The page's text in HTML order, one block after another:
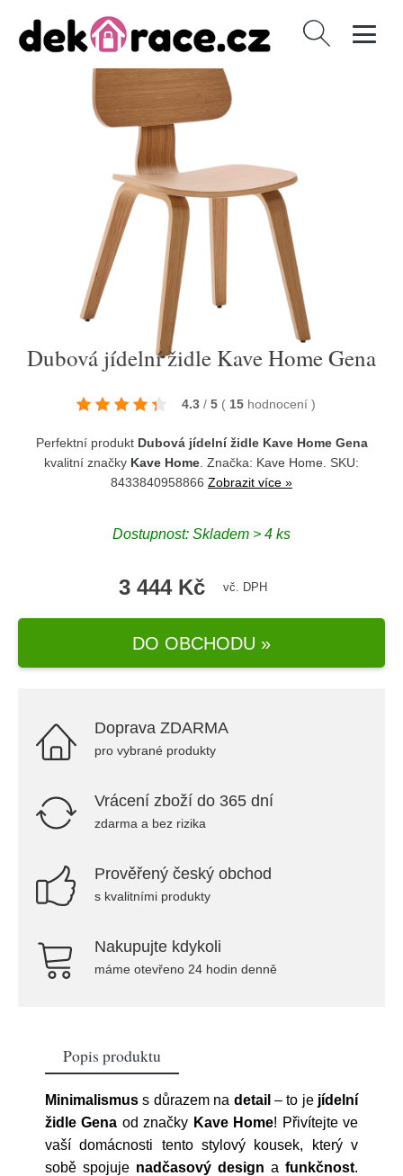
Vyhledávání
Dubová jídelní židle Kave Home Gena
4.3 / 5 ( 15 hodnocení )
Perfektní produkt Dubová jídelní židle Kave Home Gena
kvalitní značky Kave Home . Značka: Kave Home . SKU:
8433840958866 Zobrazit více »
Dostupnost: Skladem > 4 ks
3 444 Kč vč. DPH
DO OBCHODU »
Doprava ZDARMA
pro vybrané produkty
Vrácení zboží do 365 dní
zdarma a bez rizika
Prověřený český obchod
s kvalitními produkty
Nakupujte kdykoli
máme otevřeno 24 hodin denně
Popis produktu
Minimalismus s důrazem na detail – to je jídelní
židle Gena od značky Kave Home! Přivítejte ve
vaší domácnosti tento stylový kousek, který v
sobě spojuje nadčasový design a funkčnost.